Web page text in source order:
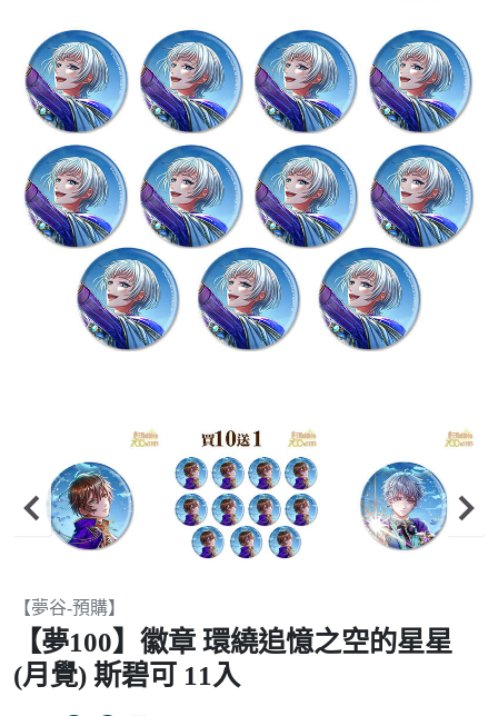
Item
10
【夢谷-預購】
【夢100】徽章 環繞追憶之空的星星
(月覺) 斯碧可 11入